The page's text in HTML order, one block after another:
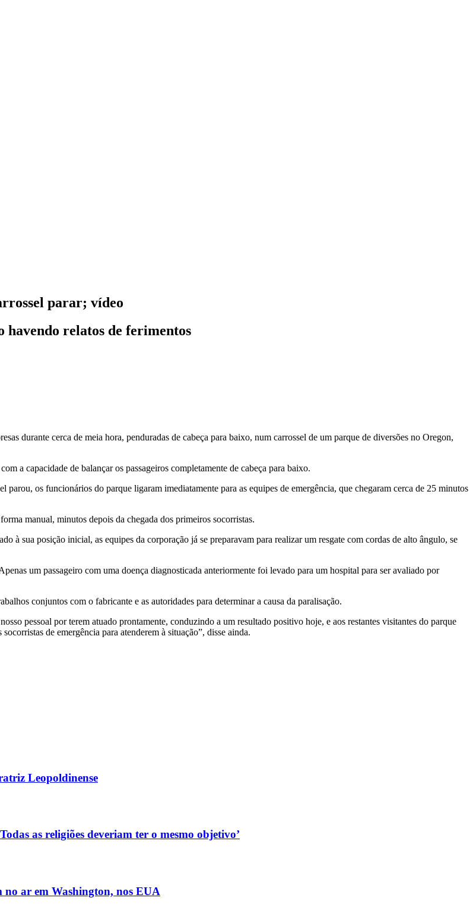
parar; vídeo
havendo relatos de ferimentos
durante cerca de meia hora, penduradas de cabeça para baixo, num carrossel de um parque de diversões no Oregon,
a capacidade de balançar os passageiros completamente de cabeça para baixo.
os funcionários do parque ligaram imediatamente para as equipes de emergência, que chegaram cerca de 25 minutos
manual, minutos depois da chegada dos primeiros socorristas.
à sua posição inicial, as equipes da corporação já se preparavam para realizar um resgate com cordas de alto ângulo, se
um passageiro com uma doença diagnosticada anteriormente foi levado para um hospital para ser avaliado por
conjuntos com o fabricante e as autoridades para determinar a causa da paralisação.
pessoal por terem atuado prontamente, conduzindo a um resultado positivo hoje, e aos restantes visitantes do parque
de emergência para atenderem à situação”, disse ainda.
Leopoldinense
as religiões deveriam ter o mesmo objetivo’
no ar em Washington, nos EUA